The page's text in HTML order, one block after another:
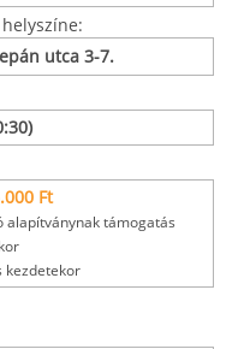
utca 3-7.
Ft
alapítványnak támogatás
kezdetekor